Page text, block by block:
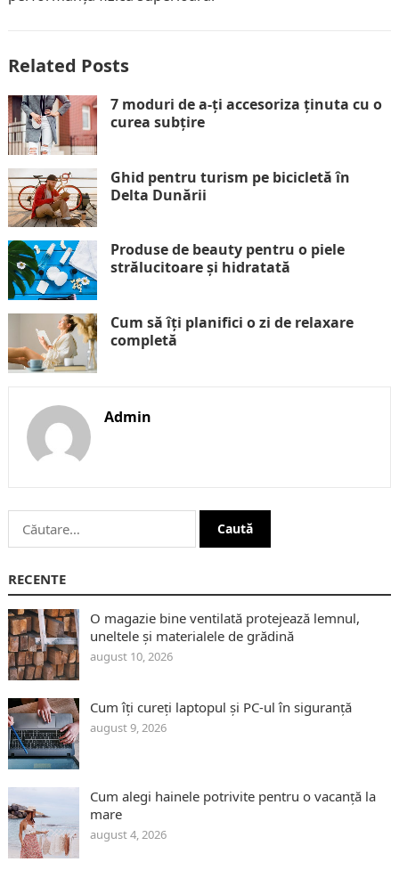
Related Posts
7 moduri de a-ți accesoriza ținuta cu o
curea subțire
Ghid pentru turism pe bicicletă în
Delta Dunării
Produse de beauty pentru o piele
strălucitoare și hidratată
Cum să îți planifici o zi de relaxare
completă
Admin
Caută
după:
RECENTE
O magazie bine ventilată protejează lemnul,
uneltele și materialele de grădină
august 10, 2026
Cum îți cureți laptopul și PC-ul în siguranță
august 9, 2026
Cum alegi hainele potrivite pentru o vacanță la
mare
august 4, 2026